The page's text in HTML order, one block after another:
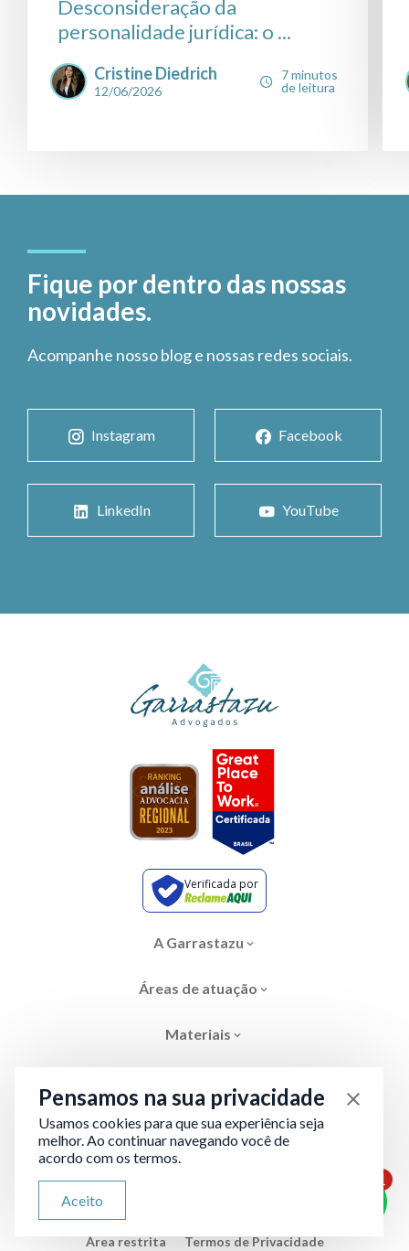
Desconsideração da
personalidade jurídica: o ...
Cristine Diedrich
12/06/2026
7 minutos
de leitura
Fique por dentro das nossas
novidades.
Acompanhe nosso blog e nossas redes sociais.
Instagram Facebook
LinkedIn YouTube
Verificada por
A Garrastazu
Áreas de atuação
Materiais
Área do Cliente
Área restrita Termos de Privacidade
1
Pensamos na sua privacidade
Usamos cookies para que sua experiência seja
melhor. Ao continuar navegando você de
acordo com os termos.
Aceito